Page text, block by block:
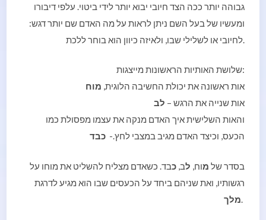
גבוהה יותר ככה הצד חיובי יבוא יותר לידי ביטוי. עלפי דיבורו
ומעשיו של בעל השם ניתן לראות על מה האדם שם יותר דגש:
לחיובי או לשלילי שבו, ולאיזה כיוון הוא בוחר ללכת.
שלושת האותיות הראשונות מייצגות:
אות ראשונה את יכולת החשיבה הלוגית, מוח
אות שנייה את הרגש – לב
והאות השלישית איך האדם מנקה את עצמו מפסולת כמו
הכעס, וכיצד האדם מגיב במצבי לחץ.-כבד
בסדר של מוח, לב,כבד. כשאדם מצליח להשליט את מוחו על
רגשותיו, ואת שניהם ביחד על הכעסים שבו הוא מגיע לדרגת
מלך